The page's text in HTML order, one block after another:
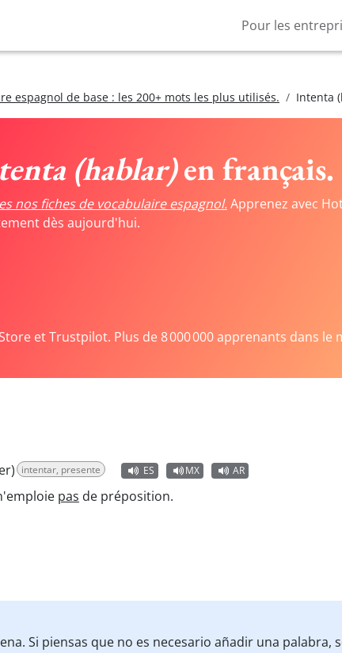
Pour les
espagnol de base : les 200+ mots les plus utilisés. Intenta
(hablar)en français.
nos fiches de vocabulaire espagnol.Apprenez avec
dès aujourd'hui.
et Trustpilot. Plus de 8 000 000 apprenants dans le
intentar, presente ES MX AR
pas de préposition.
Si piensas que no es necesario añadir una palabra,